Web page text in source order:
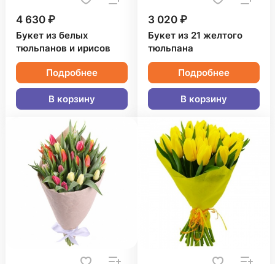
4 630 ₽
Букет из белых
тюльпанов и ирисов
Подробнее
В корзину
3 020 ₽
Букет из 21 желтого
тюльпана
Подробнее
В корзину